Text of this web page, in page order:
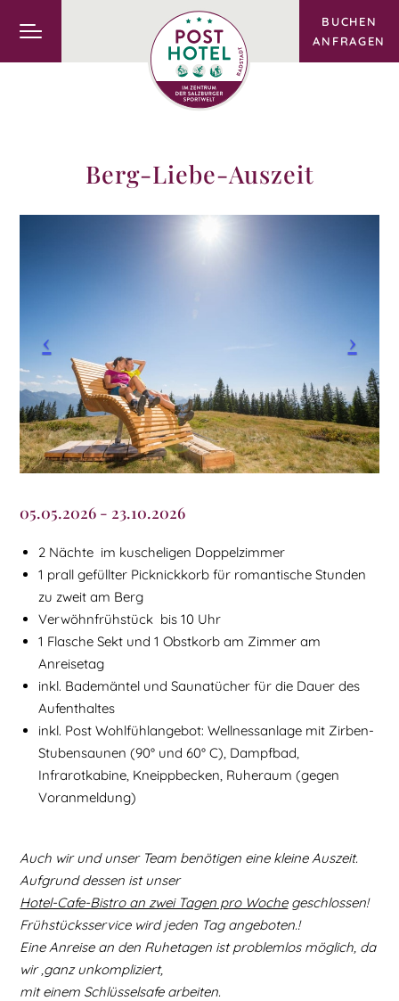
BUCHEN
ANFRAGEN
Berg-Liebe-Auszeit
Previous
05.05.2026 - 23.10.2026
2 Nächte im kuscheligen Doppelzimmer
1 prall gefüllter Picknickkorb für romantische Stunden
zu zweit am Berg
Verwöhnfrühstück bis 10 Uhr
1 Flasche Sekt und 1 Obstkorb am Zimmer am
Anreisetag
inkl. Bademäntel und Saunatücher für die Dauer des
Aufenthaltes
inkl. Post Wohlfühlangebot: Wellnessanlage mit Zirben-
Stubensaunen (90° und 60° C), Dampfbad,
Infrarotkabine, Kneippbecken, Ruheraum (gegen
Voranmeldung)
Auch wir und unser Team benötigen eine kleine Auszeit.
Aufgrund dessen ist unser
Hotel-Cafe-Bistro an zwei Tagen pro Wochegeschlossen!
Frühstücksservice wird jeden Tag angeboten.!
Eine Anreise an den Ruhetagen ist problemlos möglich, da
wir ,ganz unkompliziert,
mit einem Schlüsselsafe arbeiten.